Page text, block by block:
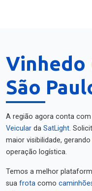
Vinhedo
São
A região agora conta
Veicular da SatLight.
maior visibilidade, gerando
operação logística.
Temos a melhor
sua frota como